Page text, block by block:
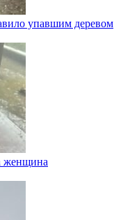
упавшим деревом
женщина